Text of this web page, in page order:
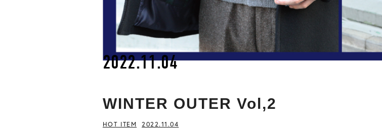
2022.11.04
WINTER OUTER Vol,2
HOT ITEM 2022.11.04